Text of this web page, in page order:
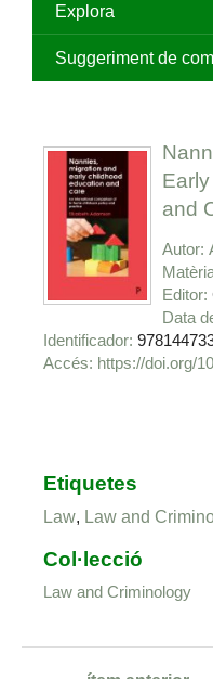
Explora
Suggeriment de
and
Autor
Editor
Data
Identificador
https://doi.org/
Etiquetes
Law, Law and
Col·lecció
Law and Criminology